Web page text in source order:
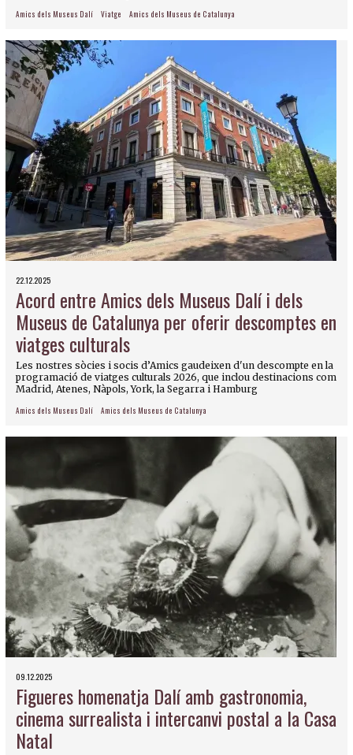
Amics dels Museus Dalí Viatge Amics dels Museus de Catalunya
22.12.2025
Acord entre Amics dels Museus Dalí i dels
Museus de Catalunya per oferir descomptes en
viatges culturals
Les nostres sòcies i socis d’Amics gaudeixen d'un descompte en la
programació de viatges culturals 2026, que inclou destinacions com
Madrid, Atenes, Nàpols, York, la Segarra i Hamburg
Amics dels Museus Dalí Amics dels Museus de Catalunya
09.12.2025
Figueres homenatja Dalí amb gastronomia,
cinema surrealista i intercanvi postal a la Casa
Natal